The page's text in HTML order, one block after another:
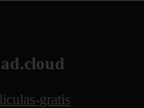
gratis